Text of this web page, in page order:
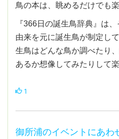
鳥の本は、眺めるだけでも楽
『366日の誕生鳥辞典』は
由来を元に誕生鳥が制定し
生鳥はどんな鳥か調べたり
あるか想像してみたりして
1
御所浦のイベントにあわ